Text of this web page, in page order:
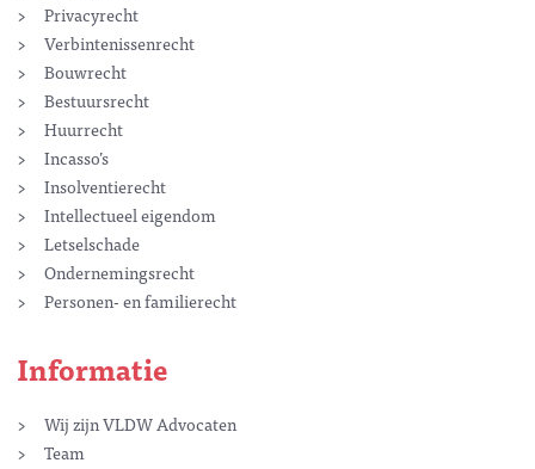
Privacyrecht
Verbintenissenrecht
Bouwrecht
Bestuursrecht
Huurrecht
Incasso’s
Insolventierecht
Intellectueel eigendom
Letselschade
Ondernemingsrecht
Personen- en familierecht
Informatie
Wij zijn VLDW Advocaten
Team